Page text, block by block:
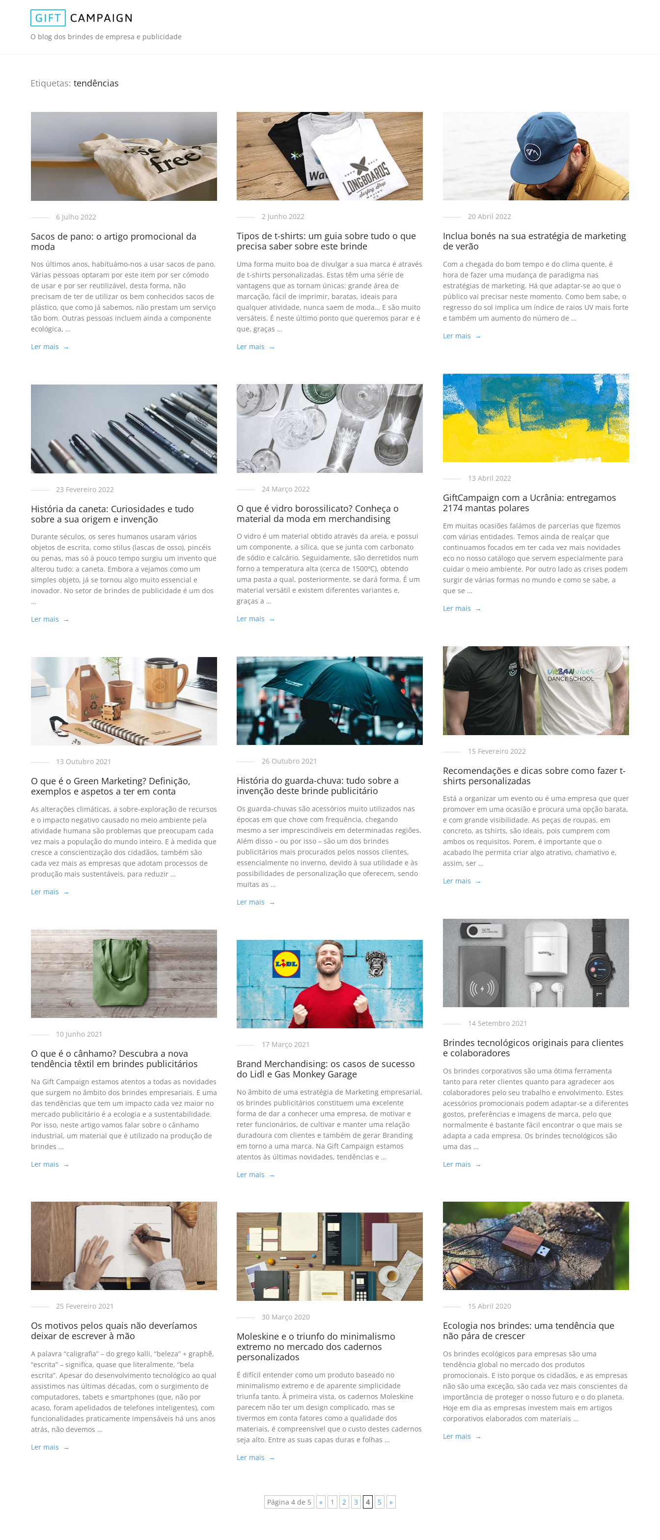
O blog dos brindes de empresa e publicidade
Etiquetas: tendências
6 Julho 2022
Sacos de pano: o artigo promocional da
moda
Nos últimos anos, habituámo-nos a usar sacos de pano.
Várias pessoas optaram por este item por ser cómodo ​​
de usar e por ser reutilizável, desta forma, não
precisam de ter de utilizar os bem conhecidos sacos de
plástico, que como já sabemos, não prestam um serviço
tão bom. Outras pessoas incluem ainda a componente
ecológica, …
Ler mais →
2 Junho 2022
Tipos de t-shirts: um guia sobre tudo o que
precisa saber sobre este brinde
Uma forma muito boa de divulgar a sua marca é através
de t-shirts personalizadas. Estas têm uma série de
vantagens que as tornam únicas: grande área de
marcação, fácil de imprimir, baratas, ideais para
qualquer atividade, nunca saem de moda… E são muito
versáteis. É neste último ponto que queremos parar e é
que, graças …
Ler mais →
20 Abril 2022
Inclua bonés na sua estratégia de marketing
de verão
Com a chegada do bom tempo e do clima quente, é
hora de fazer uma mudança de paradigma nas
estratégias de marketing. Há que adaptar-se ao que o
público vai precisar neste momento. Como bem sabe, o
regresso do sol implica um índice de raios UV mais forte
e também um aumento do número de …
Ler mais →
13 Abril 2022
GiftCampaign com a Ucrânia: entregamos
2174 mantas polares
Em muitas ocasiões falámos de parcerias que fizemos
com várias entidades. Temos ainda de realçar que
continuamos focados em ter cada vez mais novidades
eco no nosso catálogo que servem especialmente para
cuidar o meio ambiente. Por outro lado as crises podem
surgir de várias formas no mundo e como se sabe, a
que se …
Ler mais →
24 Março 2022
O que é vidro borossilicato? Conheça o
material da moda em merchandising
O vidro é um material obtido através da areia, e possui
um componente, a sílica, que se junta com carbonato
de sódio e calcário. Seguidamente, são derretidos num
forno a temperatura alta (cerca de 1500ºC), obtendo
uma pasta a qual, posteriormente, se dará forma. É um
material versátil e existem diferentes variantes e,
graças a …
Ler mais →
23 Fevereiro 2022
História da caneta: Curiosidades e tudo
sobre a sua origem e invenção
Durante séculos, os seres humanos usaram vários
objetos de escrita, como stilus (lascas de osso), pincéis
ou penas, mas só à pouco tempo surgiu um invento que
alterou tudo: a caneta. Embora a vejamos como um
simples objeto, já se tornou algo muito essencial e
inovador. No setor de brindes de publicidade é um dos
…
Ler mais →
15 Fevereiro 2022
Recomendações e dicas sobre como fazer t-
shirts personalizadas
Está a organizar um evento ou é uma empresa que quer
promover em uma ocasião e procura uma opção barata,
e com grande visibilidade. As peças de roupas, em
concreto, as tshirts, são ideais, pois cumprem com
ambos os requisitos. Porem, é importante que o
acabado lhe permita criar algo atrativo, chamativo e,
assim, ser …
Ler mais →
26 Outubro 2021
História do guarda-chuva: tudo sobre a
invenção deste brinde publicitário
Os guarda-chuvas são acessórios muito utilizados nas
épocas em que chove com frequência, chegando
mesmo a ser imprescindíveis em determinadas regiões.
Além disso – ou por isso – são um dos brindes
publicitários mais procurados pelos nossos clientes,
essencialmente no inverno, devido à sua utilidade e às
possibilidades de personalização que oferecem, sendo
muitas as …
Ler mais →
13 Outubro 2021
O que é o Green Marketing? Definição,
exemplos e aspetos a ter em conta
As alterações climáticas, a sobre-exploração de recursos
e o impacto negativo causado no meio ambiente pela
atividade humana são problemas que preocupam cada
vez mais a população do mundo inteiro. E à medida que
cresce a conscientização dos cidadãos, também são
cada vez mais as empresas que adotam processos de
produção mais sustentáveis, para reduzir …
Ler mais →
14 Setembro 2021
Brindes tecnológicos originais para clientes
e colaboradores
Os brindes corporativos são uma ótima ferramenta
tanto para reter clientes quanto para agradecer aos
colaboradores pelo seu trabalho e envolvimento. Estes
acessórios promocionais podem adaptar-se a diferentes
gostos, preferências e imagens de marca, pelo que
normalmente é bastante fácil encontrar o que mais se
adapta a cada empresa. Os brindes tecnológicos são
uma das …
Ler mais →
10 Junho 2021
O que é o cânhamo? Descubra a nova
tendência têxtil em brindes publicitários
Na Gift Campaign estamos atentos a todas as novidades
que surgem no âmbito dos brindes empresariais. E uma
das tendências que tem um impacto cada vez maior no
mercado publicitário é a ecologia e a sustentabilidade.
Por isso, neste artigo vamos falar sobre o cânhamo
industrial, um material que é utilizado na produção de
brindes …
Ler mais →
17 Março 2021
Brand Merchandising: os casos de sucesso
do Lidl e Gas Monkey Garage
No âmbito de uma estratégia de Marketing empresarial,
os brindes publicitários constituem uma excelente
forma de dar a conhecer uma empresa, de motivar e
reter funcionários, de cultivar e manter uma relação
duradoura com clientes e também de gerar Branding
em torno a uma marca. Na Gift Campaign estamos
atentos às últimas novidades, tendências e …
Ler mais →
25 Fevereiro 2021
Os motivos pelos quais não deveríamos
deixar de escrever à mão
A palavra “caligrafia” – do grego kalli, “beleza” + graphẽ,
“escrita” – significa, quase que literalmente, “bela
escrita”. Apesar do desenvolvimento tecnológico ao qual
assistimos nas últimas décadas, com o surgimento de
computadores, tabets e smartphones (que, não por
acaso, foram apelidados de telefones inteligentes), com
funcionalidades praticamente impensáveis há uns anos
atrás, não devemos …
Ler mais →
15 Abril 2020
Ecologia nos brindes: uma tendência que
não pára de crescer
Os brindes ecológicos para empresas são uma
tendência global no mercado dos produtos
promocionais. E isto porque os cidadãos, e as empresas
não são uma exceção, são cada vez mais conscientes da
importância de proteger o nosso futuro e o do planeta.
Hoje em dia as empresas investem mais em artigos
corporativos elaborados com materiais …
Ler mais →
30 Março 2020
Moleskine e o triunfo do minimalismo
extremo no mercado dos cadernos
personalizados
É difícil entender como um produto baseado no
minimalismo extremo e de aparente simplicidade
triunfa tanto. À primeira vista, os cadernos Moleskine
parecem não ter um design complicado, mas se
tivermos em conta fatores como a qualidade dos
materiais, é compreensível que o custo destes cadernos
seja alto. Entre as suas capas duras e folhas …
Ler mais →
Página 4 de 5 « 1 2 3 4 5 »